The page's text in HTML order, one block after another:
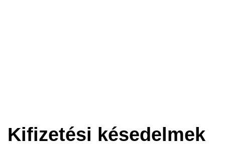
Kifizetési késedelmek